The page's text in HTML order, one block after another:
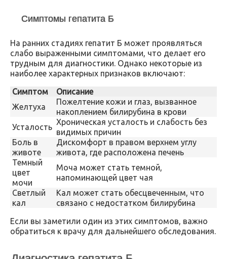
Симптомы гепатита Б
На ранних стадиях гепатит Б может проявляться
слабо выраженными симптомами, что делает его
трудным для диагностики. Однако некоторые из
наиболее характерных признаков включают:
Симптом
Описание
Желтуха
Пожелтение кожи и глаз, вызванное
накоплением билирубина в крови
Усталость
Хроническая усталость и слабость без
видимых причин
Боль в
животе
Дискомфорт в правом верхнем углу
живота, где расположена печень
Темный
цвет
мочи
Моча может стать темной,
напоминающей цвет чая
Светлый
кал
Кал может стать обесцвеченным, что
связано с недостатком билирубина
Если вы заметили один из этих симптомов, важно
обратиться к врачу для дальнейшего обследования.